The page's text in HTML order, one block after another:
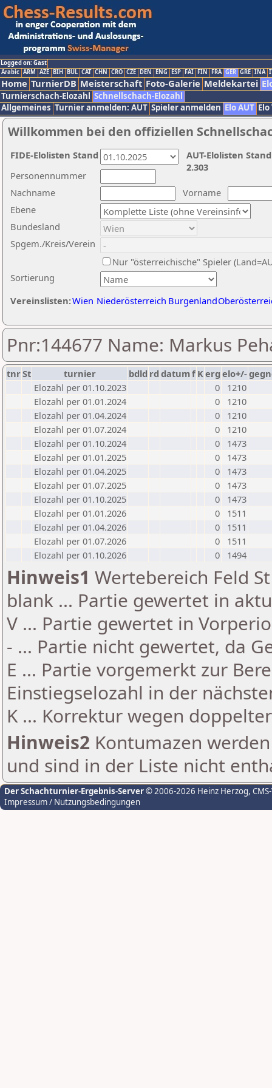
Logged on: Gast
Arabic ARM AZE BIH BUL CAT CHN CRO CZE DEN ENG ESP FAI FIN FRA GER GRE INA
Home TurnierDB Meisterschaft Foto-Galerie Meldekartei
Turnierschach-Elozahl Schnellschach-Elozahl
Allgemeines Turnier anmelden: AUT Spieler anmelden Elo AUT
Willkommen bei den offiziellen
Nachname
Vorname
Ebene
Sortierung
Personennummer
Bundesland
Spgem./Kreis/Verein
Nur "österreichische" Spieler
Vereinslisten:Wien Niederösterreich Burgenland
AUT-Elolisten
2.303
FIDE-Elolisten Stand
Pnr:144677 Name: Markus
tnrSt turnier bdld rd datumf Kerg elo+/-
Elozahl per 01.10.2023
0
1210
Elozahl per 01.01.2024
0
1210
Elozahl per 01.04.2024
0
1210
Elozahl per 01.07.2024
0
1210
Elozahl per 01.10.2024
0
1473
Elozahl per 01.01.2025
0
1473
Elozahl per 01.04.2025
0
1473
Elozahl per 01.07.2025
0
1473
Elozahl per 01.10.2025
0
1473
Elozahl per 01.01.2026
0
1511
Elozahl per 01.04.2026
0
1511
Elozahl per 01.07.2026
0
1511
Elozahl per 01.10.2026
0 1494
Hinweis1 Wertebereich Feld
blank ... Partie gewertet in
V ... Partie gewertet in
- ... Partie nicht gewertet, da
E ... Partie vorgemerkt zur
Einstiegselozahl in der
K ... Korrektur wegen
Hinweis2 Kontumazen
und sind in der Liste nicht
Der Schachturnier-Ergebnis-Server© 2006-2026 Heinz Herzog,
Impressum / Nutzungsbedingungen